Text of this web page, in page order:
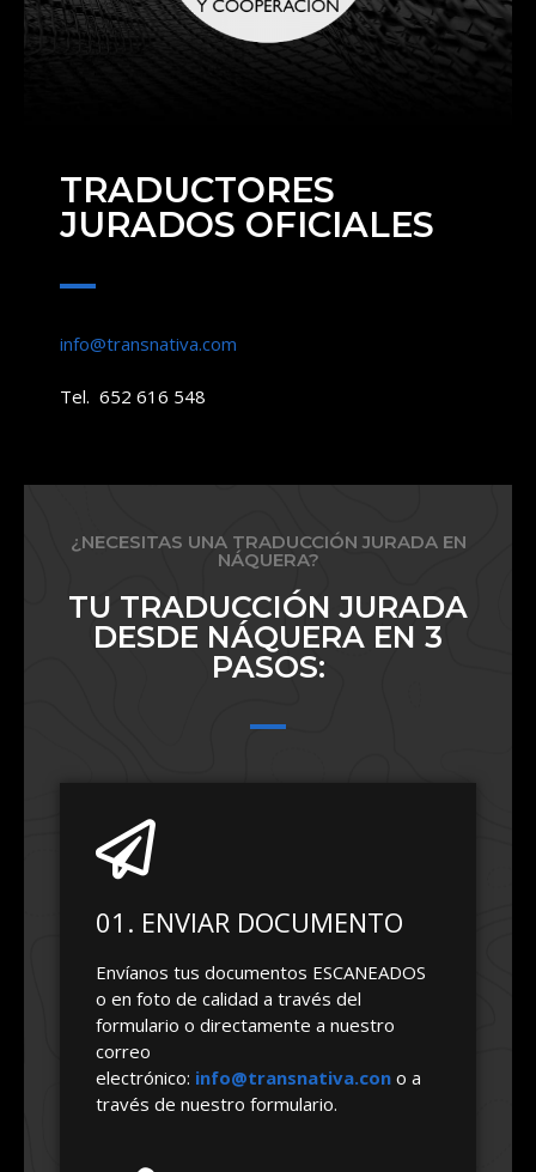
TRADUCTORES
JURADOS OFICIALES
info@transnativa.com
Tel. 652 616 548
¿NECESITAS UNA TRADUCCIÓN JURADA EN
NÁQUERA?
TU TRADUCCIÓN JURADA
DESDE NÁQUERA EN 3
PASOS:
01. ENVIAR DOCUMENTO
Envíanos tus documentos ESCANEADOS
o en foto de calidad a través del
formulario o directamente a nuestro
correo
electrónico: info@transnativa.con o a
través de nuestro formulario.